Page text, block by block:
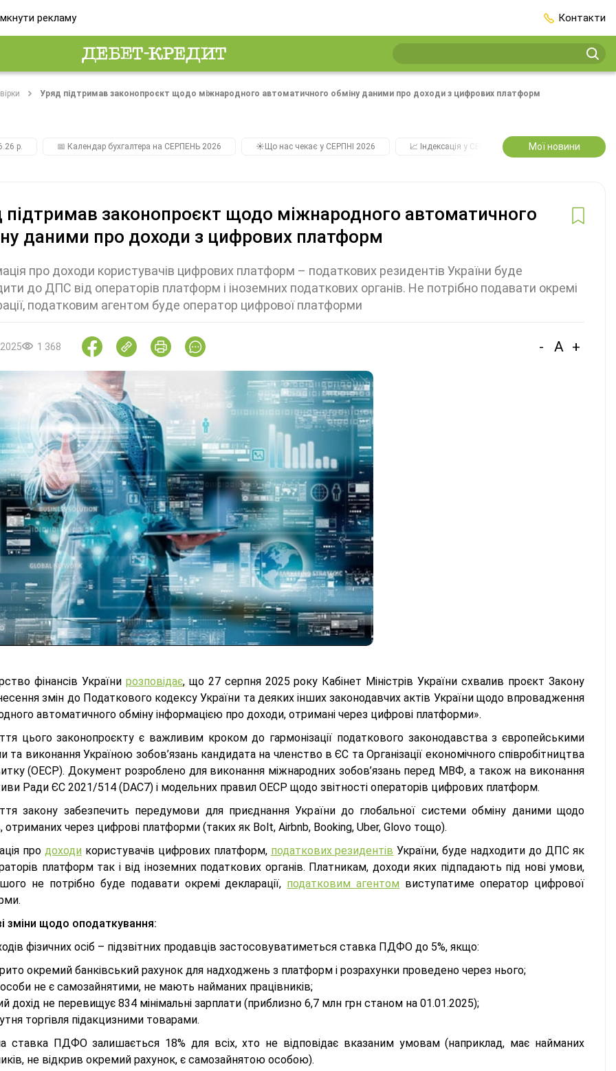
рекламу Контакти
Уряд підтримав законопроєкт щодо міжнародного автоматичного обміну даними про доходи з цифрових платформ
р. 📅 Календар бухгалтера на СЕРПЕНЬ 2026 ☀️Що нас чекає у СЕРПНІ 2026 📈 Індексація у СЕРПНІ 2️⃣0️⃣2️⃣7️⃣ Усі
Мої новини
підтримав законопроєкт щодо міжнародного автоматичного
даними про доходи з цифрових платформ
про доходи користувачів цифрових платформ – податкових резидентів України буде
до ДПС від операторів платформ і іноземних податкових органів. Не потрібно подавати окремі
податковим агентом буде оператор цифрової платформи
1 368 - A +
фінансів України розповідає, що 27 серпня 2025 року Кабінет Міністрів України схвалив проєкт Закону
змін до Податкового кодексу України та деяких інших законодавчих актів України щодо впровадження
автоматичного обміну інформацією про доходи, отримані через цифрові платформи».
цього законопроєкту є важливим кроком до гармонізації податкового законодавства з європейськими
та виконання Україною зобов’язань кандидата на членство в ЄС та Організації економічного співробітництва
(ОЕСР). Документ розроблено для виконання міжнародних зобов’язань перед МВФ, а також на виконання
Ради ЄС 2021/514 (DAC7) і модельних правил ОЕСР щодо звітності операторів цифрових платформ.
закону забезпечить передумови для приєднання України до глобальної системи обміну даними щодо
отриманих через цифрові платформи (таких як Bolt, Airbnb, Booking, Uber, Glovo тощо).
про доходикористувачів цифрових платформ, податкових резидентів України, буде надходити до ДПС як
платформ так і від іноземних податкових органів. Платникам, доходи яких підпадають під нові умови,
не потрібно буде подавати окремі декларації, податковим агентом виступатиме оператор цифрової
зміни щодо оподаткування:
фізичних осіб – підзвітних продавців застосовуватиметься ставка ПДФО до 5%, якщо:
окремий банківський рахунок для надходжень з платформ і розрахунки проведено через нього;
особи не є самозайнятими, не мають найманих працівників;
дохід не перевищує 834 мінімальні зарплати (приблизно 6,7 млн грн станом на 01.01.2025);
торгівля підакцизними товарами.
ставка ПДФО залишається 18% для всіх, хто не відповідає вказаним умовам (наприклад, має найманих
не відкрив окремий рахунок, є самозайнятою особою).